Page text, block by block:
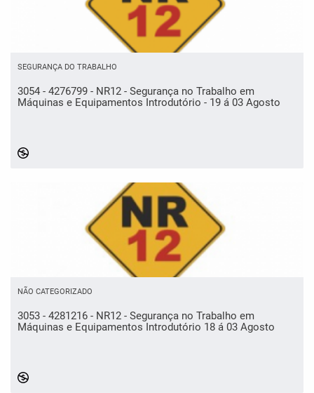
SEGURANÇA DO TRABALHO
3054 - 4276799 - NR12 - Segurança no Trabalho em
Máquinas e Equipamentos Introdutório - 19 á 03 Agosto
NÃO CATEGORIZADO
3053 - 4281216 - NR12 - Segurança no Trabalho em
Máquinas e Equipamentos Introdutório 18 á 03 Agosto